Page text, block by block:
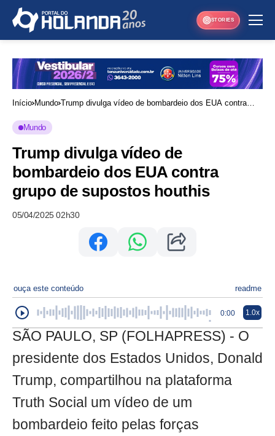
STORIES
Início Mundo Trump divulga vídeo de bombardeio dos EUA contra
Mundo
Trump divulga vídeo de
bombardeio dos EUA contra
grupo de supostos houthis
05/04/2025 02h30
ouça este conteúdo readme
0:00 1.0x
SÃO PAULO, SP (FOLHAPRESS) - O
presidente dos Estados Unidos, Donald
Trump, compartilhou na plataforma
Truth Social um vídeo de um
bombardeio feito pelas forças